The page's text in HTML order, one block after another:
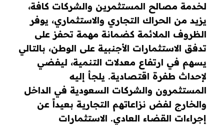
لخدمة مصالح المستثمرين والشركات كافة،
يزيد من الحراك التجاري والاستثماري، يوفر
الظروف الملائمة كضمانة مهمة تحفز على
تدفق الاستثمارات الأجنبية على الوطن، بالتالي
يسهم في ارتفاع معدلات التنمية، ليفضي
لإحداث طفرة اقتصادية. يلجأ إليه
المستثمرون والشركات السعودية في الداخل
والخارج لفض نزاعاتهم التجارية بعيداً عن
إجراءات القضاء العادي. الاستثمارات